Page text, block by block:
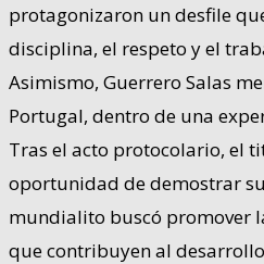
protagonizaron un desfile
disciplina, el respeto y el
Asimismo, Guerrero Salas
Portugal, dentro de una
Tras el acto protocolario, el
oportunidad de demostrar
mundialito buscó promover
que contribuyen al